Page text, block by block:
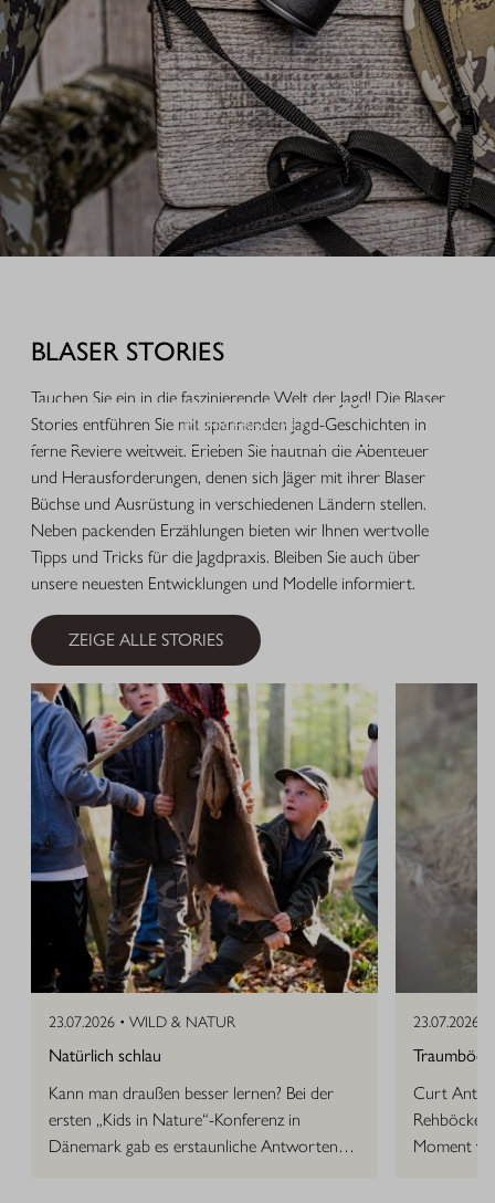
Freizeit.
MEHR ERFAHREN
BLASER STORIES
Tauchen Sie ein in die faszinierende Welt der Jagd! Die Blaser
Stories entführen Sie mit spannenden Jagd-Geschichten in
ferne Reviere weltweit. Erleben Sie hautnah die Abenteuer
und Herausforderungen, denen sich Jäger mit ihrer Blaser
Büchse und Ausrüstung in verschiedenen Ländern stellen.
Neben packenden Erzählungen bieten wir Ihnen wertvolle
Tipps und Tricks für die Jagdpraxis. Bleiben Sie auch über
unsere neuesten Entwicklungen und Modelle informiert.
ZEIGE ALLE STORIES
23.07.2026 • WILD & NATUR
Natürlich schlau
Kann man draußen besser lernen? Bei der
ersten „Kids in Nature“-Konferenz in
Dänemark gab es erstaunliche Antworten
23.07.2026 •
Curt Anton
Rehböcke,
Moment